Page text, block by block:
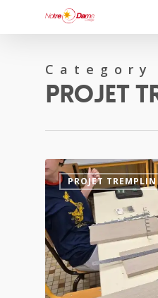
Category
Projet
PROJET TREMPLIN